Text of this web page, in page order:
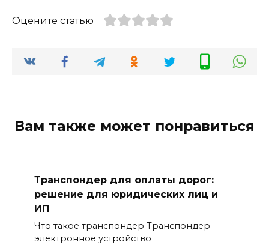
Оцените статью
Вам также может понравиться
Транспондер для оплаты дорог:
решение для юридических лиц и
ИП
Что такое транспондер Транспондер —
электронное устройство